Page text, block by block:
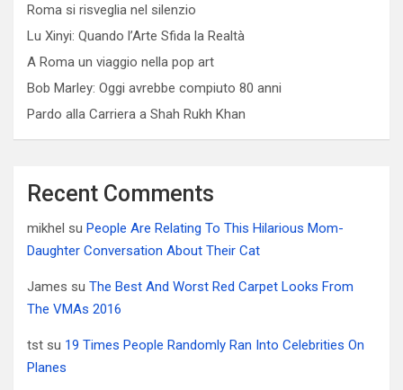
Roma si risveglia nel silenzio
Lu Xinyi: Quando l’Arte Sfida la Realtà
A Roma un viaggio nella pop art
Bob Marley: Oggi avrebbe compiuto 80 anni
Pardo alla Carriera a Shah Rukh Khan
Recent Comments
mikhel su People Are Relating To This Hilarious Mom-
Daughter Conversation About Their Cat
James su The Best And Worst Red Carpet Looks From
The VMAs 2016
tst su 19 Times People Randomly Ran Into Celebrities On
Planes